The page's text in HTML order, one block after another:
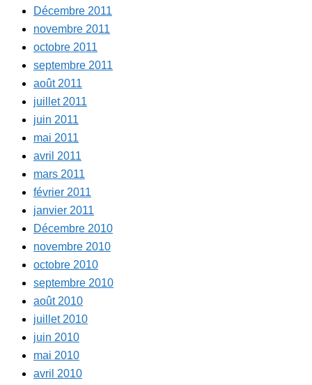
Décembre 2011
novembre 2011
octobre 2011
septembre 2011
août 2011
juillet 2011
juin 2011
mai 2011
avril 2011
mars 2011
février 2011
janvier 2011
Décembre 2010
novembre 2010
octobre 2010
septembre 2010
août 2010
juillet 2010
juin 2010
mai 2010
avril 2010